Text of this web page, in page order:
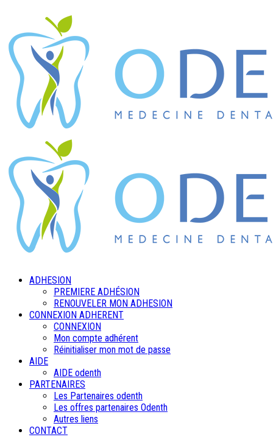
ADHESION
PREMIERE ADHÉSION
RENOUVELER MON ADHESION
CONNEXION ADHERENT
CONNEXION
Mon compte adhérent
Réinitialiser mon mot de passe
AIDE
AIDE odenth
PARTENAIRES
Les Partenaires odenth
Les offres partenaires Odenth
Autres liens
CONTACT